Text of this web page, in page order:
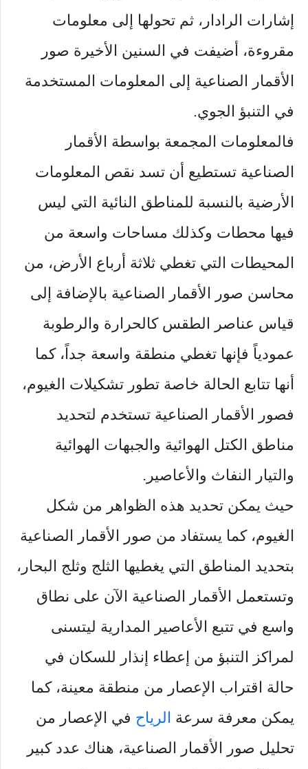
إشارات الرادار، ثم تحولها إلى معلومات
مقروءة، أضيفت في السنين الأخيرة صور
الأقمار الصناعية إلى المعلومات المستخدمة
في التنبؤ الجوي.
فالمعلومات المجمعة بواسطة الأقمار
الصناعية تستطيع أن تسد نقص المعلومات
الأرضية بالنسبة للمناطق النائية التي ليس
فيها محطات وكذلك مساحات واسعة من
المحيطات التي تغطي ثلاثة أرباع الأرض، من
محاسن صور الأقمار الصناعية بالإضافة إلى
قياس عناصر الطقس كالحرارة والرطوبة
عمودياً فإنها تغطي منطقة واسعة جداً، كما
أنها تتابع الحالة خاصة تطور تشكيلات الغيوم،
فصور الأقمار الصناعية تستخدم لتحديد
مناطق الكتل الهوائية والجبهات الهوائية
والتيار النفاث والأعاصير.
حيث يمكن تحديد هذه الظواهر من شكل
الغيوم، كما يستفاد من صور الأقمار الصناعية
بتحديد المناطق التي يغطيها الثلج وثلج البحار،
وتستعمل الأقمار الصناعية الآن على نطاق
واسع في تتبع الأعاصير المدارية ليتسنى
لمراكز التنبؤ من إعطاء إنذار للسكان في
حالة اقتراب الإعصار من منطقة معينة، كما
يمكن معرفة سرعة الرياح في الإعصار من
تحليل صور الأقمار الصناعية، هناك عدد كبير